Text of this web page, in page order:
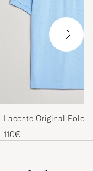
Lacoste Original Polo
Overview
110€